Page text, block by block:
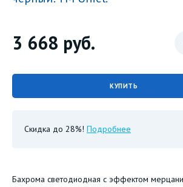
3 668 руб.
КУПИТЬ
Скидка до 28%! Подробнее
Бахрома светодиодная с эффектом